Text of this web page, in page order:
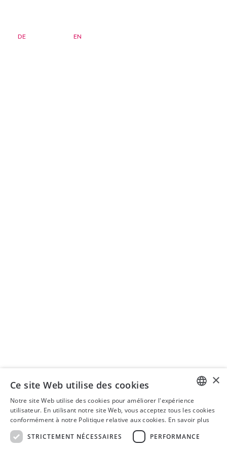
DE EN
Mentions légales
Déclaration de confidentialité
Clause de non-responsabilité
CONDITIONS GÉNÉRALES DE VENTE
GERMAN
ENGLISH
×
Ce site Web utilise des cookies
Notre site Web utilise des cookies pour améliorer l'expérience
utilisateur. En utilisant notre site Web, vous acceptez tous les cookies
conformément à notre Politique relative aux cookies. En savoir plus
STRICTEMENT NÉCESSAIRES
PERFORMANCE